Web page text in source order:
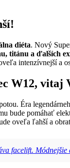
diéta. Nový
titánu a ďalších
intenzívnejší a
W12, vitaj
Éra
bude pomáhať
oveľa ľahší a
facelift.